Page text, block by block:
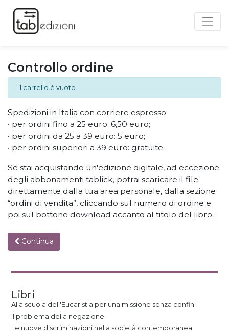
Controllo ordine
Il carrello è vuoto.
Spedizioni in Italia con corriere espresso:
• per ordini fino a 25 euro: 6,50 euro;
• per ordini da 25 a 39 euro: 5 euro;
• per ordini superiori a 39 euro: gratuite.
Se stai acquistando un'edizione digitale, ad eccezione
degli abbonamenti tablick, potrai scaricare il file
direttamente dalla tua area personale, dalla sezione
“ordini di vendita”, cliccando sul numero di ordine e
poi sul bottone download accanto al titolo del libro.
Continua
Libri
Alla scuola dell'Eucaristia per una missione senza confini
Il problema della negazione
Le nuove discriminazioni nella società contemporanea